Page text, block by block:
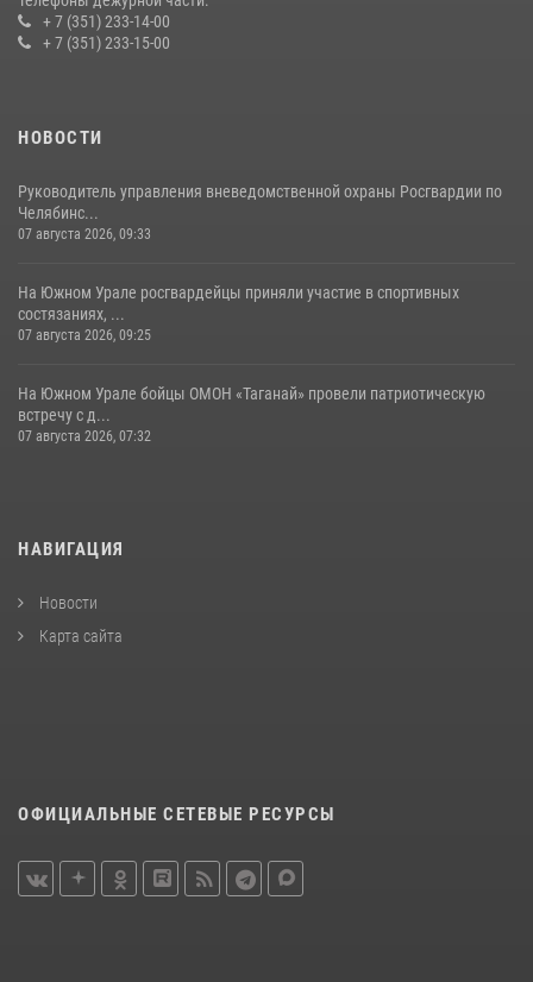
+ 7 (351) 233-14-00
+ 7 (351) 233-15-00
НОВОСТИ
Руководитель управления вневедомственной охраны Росгвардии по
Челябинс...
07 августа 2026, 09:33
На Южном Урале росгвардейцы приняли участие в спортивных
состязаниях, ...
07 августа 2026, 09:25
На Южном Урале бойцы ОМОН «Таганай» провели патриотическую
встречу с д...
07 августа 2026, 07:32
НАВИГАЦИЯ
Новости
Карта сайта
ОФИЦИАЛЬНЫЕ СЕТЕВЫЕ РЕСУРСЫ